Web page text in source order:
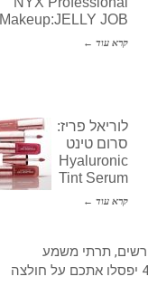
Makeup:JELLY JOB
קרא עוד ←
לוריאל פריז:
סרום טינט
Hyaluronic
Tint Serum
קרא עוד ←
תרתי משמע
מריחים את הסוף: 46% יפסלו אתכם על חולצה